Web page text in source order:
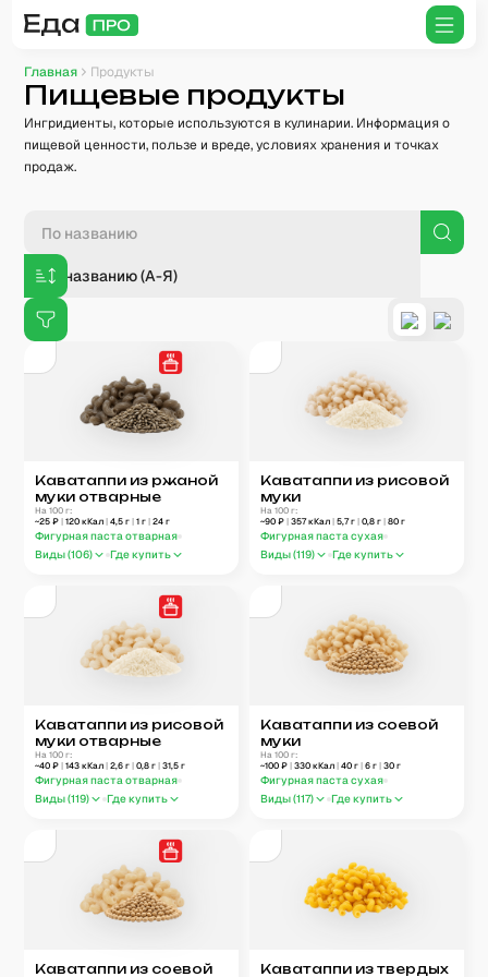
Главная Продукты
Пищевые продукты
Ингридиенты, которые используются в кулинарии. Информация о
пищевой ценности, пользе и вреде, условиях хранения и точках
продаж.
По названию (А-Я)
Каватаппи из ржаной
муки отварные
На 100 г:
~25 ₽| 120 кКал| 4,5 г| 1 г| 24 г
Фигурная паста отварная
Виды (106) Где купить
Каватаппи из рисовой
муки
На 100 г:
~90 ₽ | 357кКал | 5,7г | 0,8 г | 80 г
Фигурная паста сухая
Виды (119) Где купить
Каватаппи из рисовой
муки отварные
На 100 г:
~40 ₽| 143 кКал| 2,6 г| 0,8 г| 31,5 г
Фигурная паста отварная
Виды (119) Где купить
Каватаппи из соевой
муки
На 100 г:
~100 ₽ | 330 кКал | 40 г | 6 г | 30 г
Фигурная паста сухая
Виды (117) Где купить
Каватаппи из соевой
Каватаппи из твердых